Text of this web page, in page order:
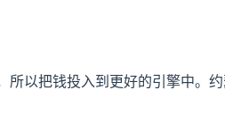
所以把钱投入到更好的引擎中。